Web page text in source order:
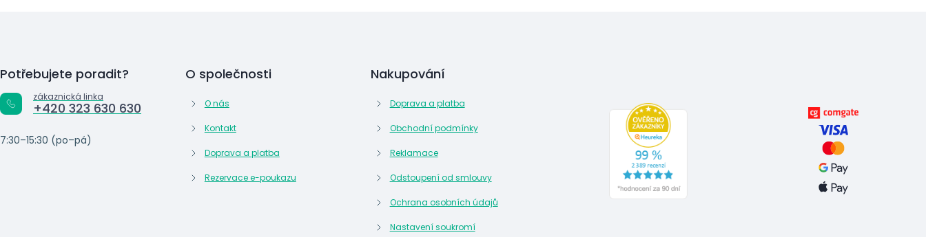
Potřebujete poradit?
zákaznická linka
+420 323 630 630
7:30–15:30 (po–pá)
O společnosti
O nás
Kontakt
Doprava a platba
Rezervace e-poukazu
Nakupování
Doprava a platba
Obchodní podmínky
Reklamace
Odstoupení od smlouvy
Ochrana osobních údajů
Nastavení soukromí